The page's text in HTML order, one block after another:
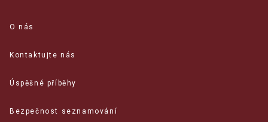
O nás
Kontaktujte nás
Úspěšné příběhy
Bezpečnost seznamování